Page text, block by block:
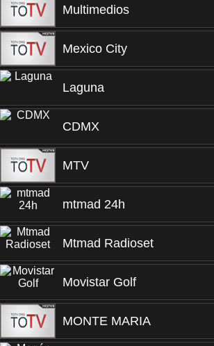
Multimedios
Mexico City
Laguna
CDMX
MTV
mtmad 24h
Mtmad Radioset
Movistar Golf
MONTE MARIA